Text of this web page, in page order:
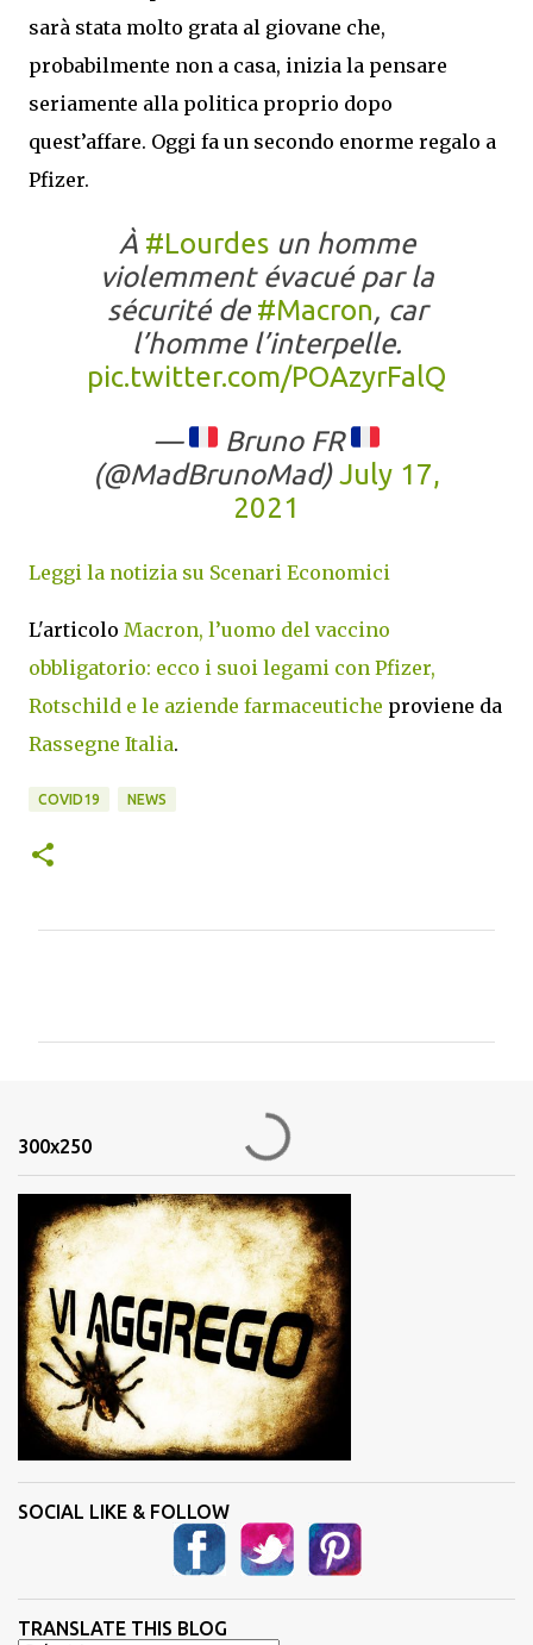
sarà stata molto grata al giovane che,
probabilmente non a casa, inizia la pensare
seriamente alla politica proprio dopo
quest’affare. Oggi fa un secondo enorme regalo a
Pfizer.
À #Lourdesun homme
violemment évacué par la
sécurité de #Macron, car
l’homme l’interpelle.
pic.twitter.com/POAzyrFalQ
—
Bruno FR
(@MadBrunoMad)July 17,
2021
Leggi la notizia su Scenari Economici
L'articolo Macron, l’uomo del vaccino
obbligatorio: ecco i suoi legami con Pfizer,
Rotschild e le aziende farmaceutiche proviene da
Rassegne Italia.
COVID19 NEWS
n
i
300x250
SOCIAL LIKE & FOLLOW
TRANSLATE THIS BLOG